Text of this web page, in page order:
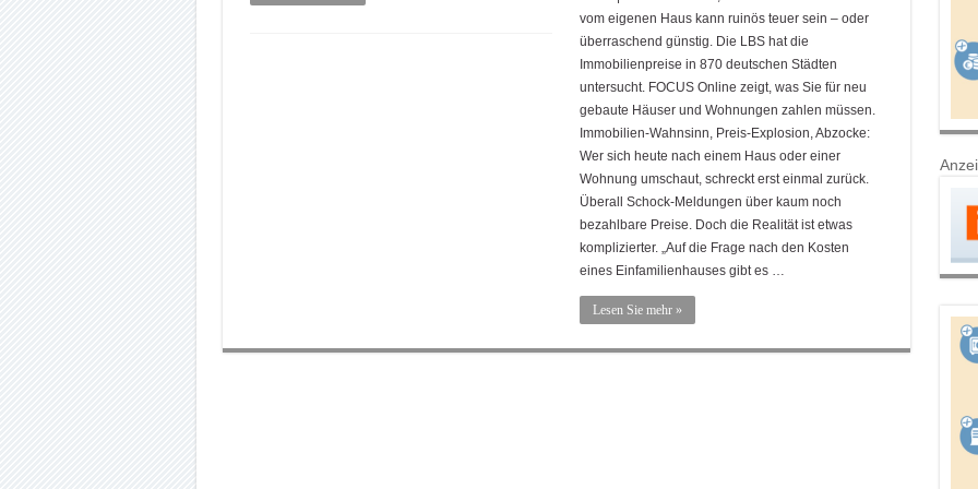
vom eigenen Haus kann ruinös teuer sein – oder
überraschend günstig. Die LBS hat die
Immobilienpreise in 870 deutschen Städten
untersucht. FOCUS Online zeigt, was Sie für neu
gebaute Häuser und Wohnungen zahlen müssen.
Immobilien-Wahnsinn, Preis-Explosion, Abzocke:
Wer sich heute nach einem Haus oder einer
Wohnung umschaut, schreckt erst einmal zurück.
Überall Schock-Meldungen über kaum noch
bezahlbare Preise. Doch die Realität ist etwas
komplizierter. „Auf die Frage nach den Kosten
eines Einfamilienhauses gibt es …
Lesen Sie mehr »